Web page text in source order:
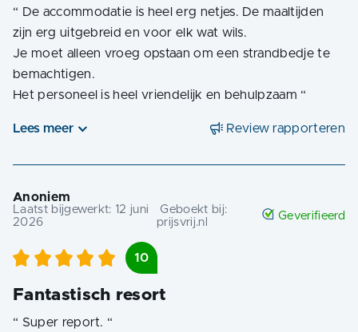
“ De accommodatie is heel erg netjes. De maaltijden
zijn erg uitgebreid en voor elk wat wils.
Je moet alleen vroeg opstaan om een strandbedje te
bemachtigen.
Het personeel is heel vriendelijk en behulpzaam “
Lees meer Review rapporteren
Anoniem
Laatst bijgewerkt: 12 juni
2026
Geboekt bij:
prijsvrij.nl
Geverifieerd
10
Fantastisch resort
“ Super report. “